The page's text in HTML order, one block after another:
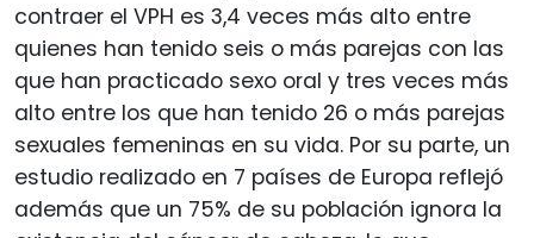
contraer el VPH es 3,4 veces más alto entre
quienes han tenido seis o más parejas con las
que han practicado sexo oral y tres veces más
alto entre los que han tenido 26 o más parejas
sexuales femeninas en su vida. Por su parte, un
estudio realizado en 7 países de Europa reflejó
además que un 75% de su población ignora la